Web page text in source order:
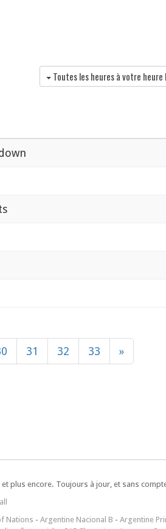
Toutes les heures à votre
31 32 33 »
plus encore. Toujours à jour, et sans
Nations - Argentine Nacional B - Argentine